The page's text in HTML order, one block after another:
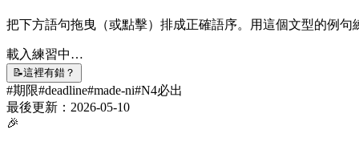
把下方語句拖曳（或點擊）排成正確語序。用這個文型的例句
載入練習中…
📝這裡有錯？
#期限#deadline#made-ni#N4必出
最後更新： 2026-05-10
🎉